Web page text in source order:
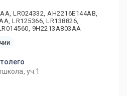
LR024332, AH2216E144AB,
LR125366, LR138826,
9H2213A803AA
уч.1